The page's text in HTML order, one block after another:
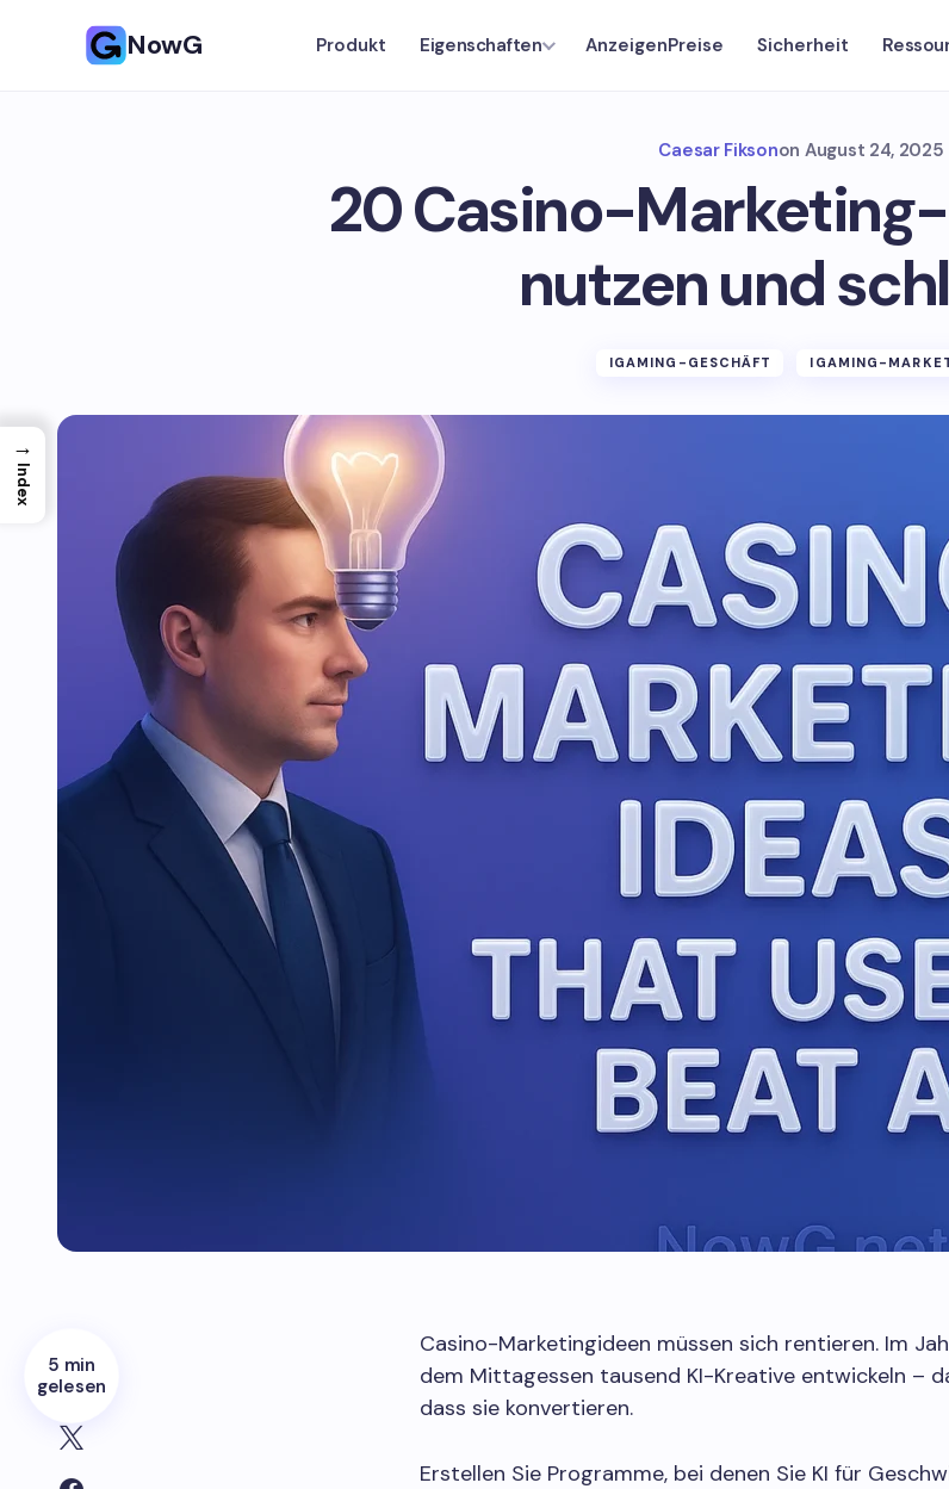
NowG Produkt Eigenschaften AnzeigenPreise Sicherheit
Caesar Fiksonon August 24, 2025
20 Casino-Marketing-
nutzen und
IGAMING-GESCHÄFT IGAMING-
5 min
gelesen
Casino-Marketingideen müssen sich rentieren. Im
dem Mittagessen tausend KI-Kreative entwickeln –
dass sie konvertieren.
Erstellen Sie Programme, bei denen Sie KI für
→
Index